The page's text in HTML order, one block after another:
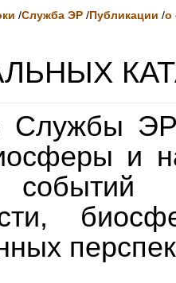
/Служба ЭР /Публикации /о
Службы
и